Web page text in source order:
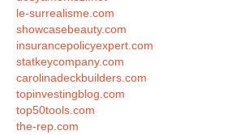
le-surrealisme.com
showcasebeauty.com
insurancepolicyexpert.com
statkeycompany.com
carolinadeckbuilders.com
topinvestingblog.com
top50tools.com
the-rep.com